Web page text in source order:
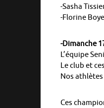
-Sasha
-Florine
-Dimanche
L’équipe
Le club et
Nos
Ces